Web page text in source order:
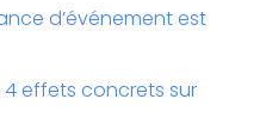
d’événement est
4 effets concrets sur